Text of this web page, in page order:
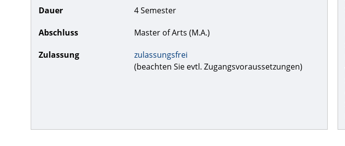
Dauer 4 Semester
Abschluss Master of Arts (M.A.)
Zulassung
zulassungsfrei
(beachten Sie evtl. Zugangsvoraussetzungen)